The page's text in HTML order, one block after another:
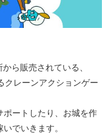
から販売されている、
クレーンアクションゲー
ポートしたり、お城を作
でいきます。